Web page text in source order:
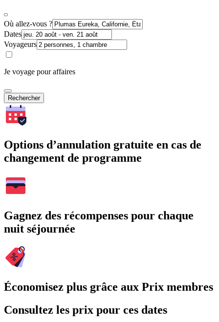
Où allez-vous ?
Dates
Voyageurs
Je voyage pour affaires
Rechercher
Options d’annulation gratuite en cas de
changement de programme
Gagnez des récompenses pour chaque
nuit séjournée
Économisez plus grâce aux Prix membres
Consultez les prix pour ces dates